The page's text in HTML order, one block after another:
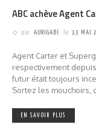
ABC achève Agent
par AURIGABI le 13 MAI
Agent Carter et
respectivement
futur était toujours
Sortez les mouchoirs,
EN SAVOIR PLUS